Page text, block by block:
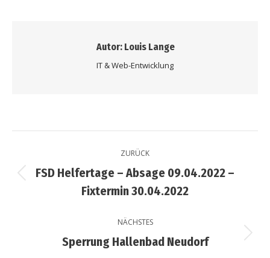
Autor: Louis Lange
IT & Web-Entwicklung
Kommentarnavigation
ZURÜCK
Vorheriger
Beitrag:
FSD Helfertage – Absage 09.04.2022 –
Fixtermin 30.04.2022
NÄCHSTES
Nächster
Sperrung Hallenbad Neudorf